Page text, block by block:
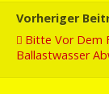
Vorheriger
Bitte Vor Dem
Ballastwasser